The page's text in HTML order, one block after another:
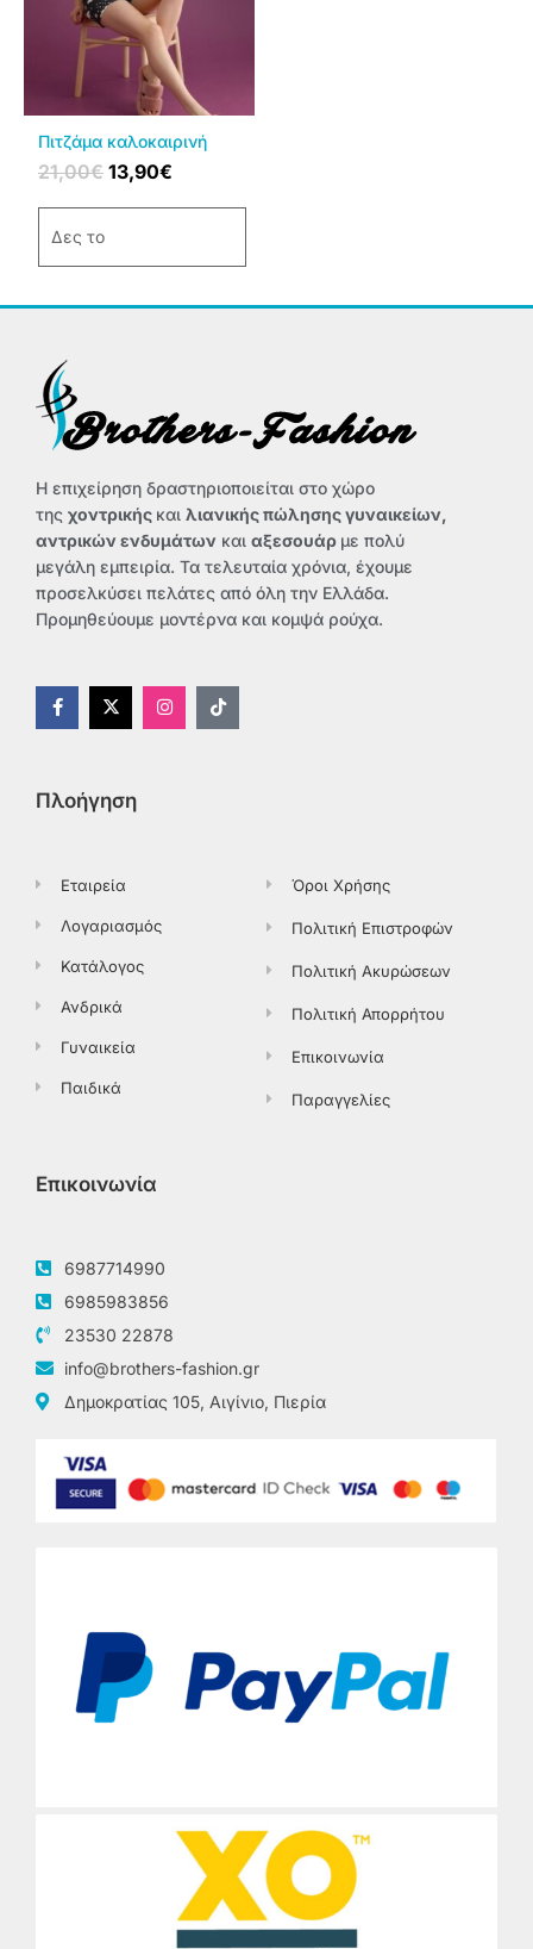
Πιτζάμα καλοκαιρινή
21,00€ 13,90€
Δες το
παραλλαγές.
επιλογές
να
στη
σελίδα
προϊόντος
Η επιχείρηση δραστηριοποιείται στο χώρο
της χοντρικής και λιανικής πώλησης γυναικείων,
αντρικών ενδυμάτων και αξεσουάρ με πολύ
μεγάλη εμπειρία. Τα τελευταία χρόνια, έχουμε
προσελκύσει πελάτες από όλη την Ελλάδα.
Προμηθεύουμε μοντέρνα και κομψά ρούχα.
F
a
c
o
X
-
t
t
e
I
n
s
T
i
k
Πλοήγηση
Εταιρεία
Λογαριασμός
Κατάλογος
Ανδρικά
Γυναικεία
Παιδικά
Όροι Χρήσης
Πολιτική Επιστροφών
Πολιτική Ακυρώσεων
Πολιτική Απορρήτου
Επικοινωνία
Παραγγελίες
Επικοινωνία
6987714990
6985983856
23530 22878
info@brothers-fashion.gr
Δημοκρατίας 105, Αιγίνιο, Πιερία